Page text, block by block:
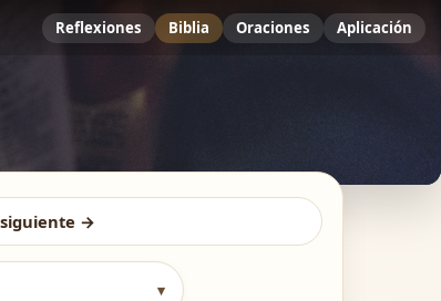
Reflexiones Biblia Oraciones Aplicación
→
▾